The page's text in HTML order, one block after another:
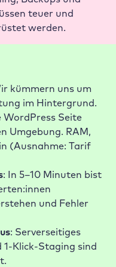
teuer und
werden.
kümmern uns um
im Hintergrund.
WordPress Seite
Umgebung. RAM,
(Ausnahme: Tarif
: In 5–10 Minuten bist
und Fehler
: Serverseitiges
1-Klick-Staging sind